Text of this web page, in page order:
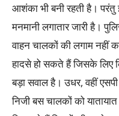
आशंका भी बनी रहती है।
मनमानी लगातार जारी है।
वाहन चालकों की लगाम
हादसे हो सकते हैं जिसके लिए
बड़ा सवाल है। उधर, वहीं एसपी
निजी बस चालकों को